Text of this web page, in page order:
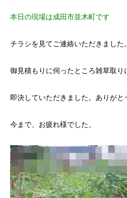
本日の現場は成田市並木町です
チラシを見てご連絡いただきました
御見積もりに伺ったところ雑草取
即決していただきました。ありがと
今まで、お疲れ様でした。